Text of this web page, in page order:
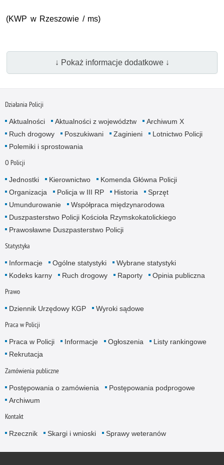
(KWP w Rzeszowie / ms)
↓ Pokaż informacje dodatkowe ↓
Działania Policji
Aktualności Aktualności z województw
Archiwum X
Ruch drogowy
Poszukiwani Zaginieni
Lotnictwo Policji
Polemiki i sprostowania
O Policji
Jednostki Kierownictwo
Komenda Główna Policji
Organizacja
Policja w III RP Historia
Sprzęt
Umundurowanie
Współpraca międzynarodowa
Duszpasterstwo Policji Kościoła Rzymskokatolickiego
Prawosławne Duszpasterstwo Policji
Statystyka
Informacje Ogólne statystyki
Wybrane statystyki
Kodeks karny
Ruch drogowy Raporty Opinia publiczna
Prawo
Dziennik Urzędowy KGP Wyroki sądowe
Praca w Policji
Praca w Policji Informacje Ogłoszenia
Listy rankingowe
Rekrutacja
Zamówienia publiczne
Postępowania o zamówienia
Postępowania podprogowe
Archiwum
Kontakt
Rzecznik Skargi i wnioski Sprawy weteranów